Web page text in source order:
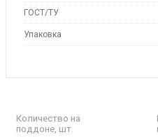
ГОСТ/ТУ
Упаковка
Количество на
поддоне, шт.